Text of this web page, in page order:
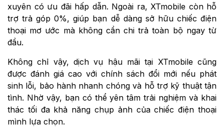
xuyên có ưu đãi hấp dẫn. Ngoài ra, XTmobile còn hỗ
trợ trả góp 0%, giúp bạn dễ dàng sở hữu chiếc điện
thoại mơ ước mà không cần chi trả toàn bộ ngay từ
đầu.
Không chỉ vậy, dịch vụ hậu mãi tại XTmobile cũng
được đánh giá cao với chính sách đổi mới nếu phát
sinh lỗi, bảo hành nhanh chóng và hỗ trợ kỹ thuật tận
tình. Nhờ vậy, bạn có thể yên tâm trải nghiệm và khai
thác tối đa khả năng chụp ảnh của chiếc điện thoại
mình lựa chọn.